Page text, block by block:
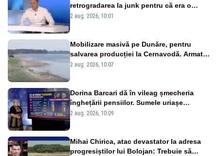
retrogradarea la junk pentru că era o
catastrofă pentru bănci și fondurile de
2 aug. 2026, 10:01
Mobilizare masivă pe Dunăre, pentru
salvarea producției la Cernavodă. Armata
va detona o stâncă și va devia apa
2 aug. 2026, 10:07
Dorina Barcari dă în vileag șmecheria
înghețării pensiilor. Sumele uriașe
pierdute de fiecare român
2 aug. 2026, 10:09
Mihai Chirica, atac devastator la adresa
progresiștilor lui Bolojan: Trebuie să